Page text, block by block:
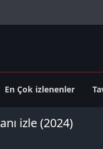
En Çok izlenenler
izle (2024)